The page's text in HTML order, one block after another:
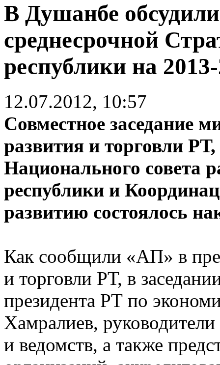
В Душанбе
среднесрочной
республики на
12.07.2012, 10:57
Совместное заседание
развития и торговли РТ,
Национального совета
республики и
развитию состоялось
Как сообщили «АП» в
и торговли РТ, в
президента РТ по
Хамралиев,
и ведомств, а также